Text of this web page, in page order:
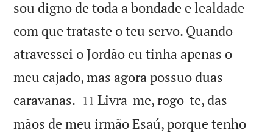
sou digno de toda a bondade e lealdade
com que trataste o teu servo. Quando
atravessei o Jordão eu tinha apenas o
meu cajado, mas agora possuo duas
caravanas. 

11 Livra-me, rogo-te, das
mãos de meu irmão Esaú, porque tenho